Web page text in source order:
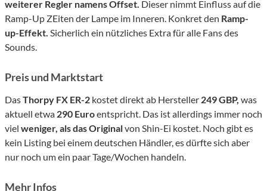
weiterer Regler namens Offset. Dieser nimmt Einfluss auf die
Ramp-Up ZEiten der Lampe im Inneren. Konkret den Ramp-
up-Effekt. Sicherlich ein nützliches Extra für alle Fans des
Sounds.
Preis und Marktstart
DasThorpy FX ER-2 kostet direkt ab Hersteller 249 GBP, was
aktuell etwa 290 Euroentspricht. Das ist allerdings immer noch
viel weniger, als das Originalvon Shin-Ei kostet. Noch gibt es
kein Listing bei einem deutschen Händler, es dürfte sich aber
nur noch um ein paar Tage/Wochen handeln.
Mehr Infos